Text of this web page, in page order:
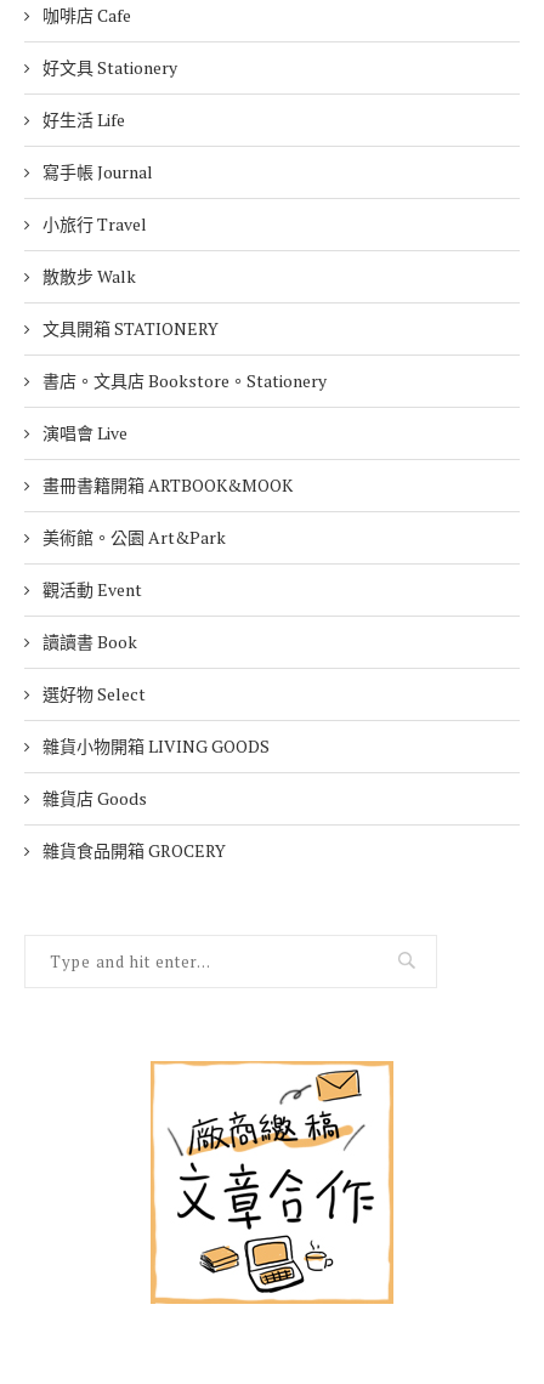
咖啡店 Cafe
好文具 Stationery
好生活 Life
寫手帳 Journal
小旅行 Travel
散散步 Walk
文具開箱 STATIONERY
書店。文具店 Bookstore。Stationery
演唱會 Live
畫冊書籍開箱 ARTBOOK&MOOK
美術館。公園 Art&Park
觀活動 Event
讀讀書 Book
選好物 Select
雜貨小物開箱 LIVING GOODS
雜貨店 Goods
雜貨食品開箱 GROCERY